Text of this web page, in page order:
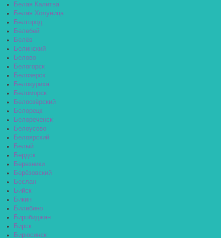
Белая Калитва
Белая Холуница
Белгород
Белебей
Белёв
Белинский
Белово
Белогорск
Белозерск
Белокуриха
Беломорск
Белоозёрский
Белорецк
Белореченск
Белоусово
Белоярский
Белый
Бердск
Березники
Берёзовский
Беслан
Бийск
Бикин
Билибино
Биробиджан
Бирск
Бирюсинск